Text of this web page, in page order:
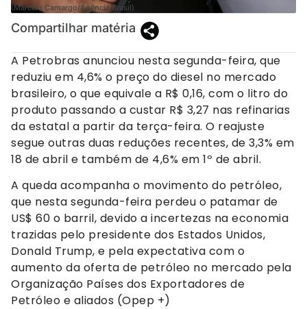
(Marcelo Camargo/Agência Brasil)
Compartilhar matéria
A Petrobras anunciou nesta segunda-feira, que
reduziu em 4,6% o preço do diesel no mercado
brasileiro, o que equivale a R$ 0,16, com o litro do
produto passando a custar R$ 3,27 nas refinarias
da estatal a partir da terça-feira. O reajuste
segue outras duas reduções recentes, de 3,3% em
18 de abril e também de 4,6% em 1º de abril.
A queda acompanha o movimento do petróleo,
que nesta segunda-feira perdeu o patamar de
US$ 60 o barril, devido a incertezas na economia
trazidas pelo presidente dos Estados Unidos,
Donald Trump, e pela expectativa com o
aumento da oferta de petróleo no mercado pela
Organização Países dos Exportadores de
Petróleo e aliados (Opep +)